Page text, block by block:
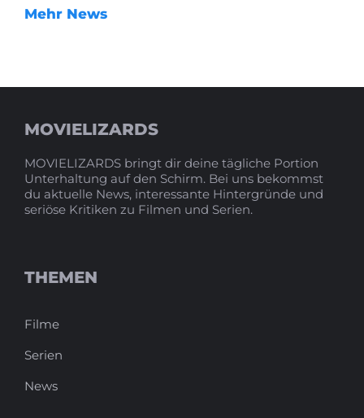
Mehr News
MOVIELIZARDS
MOVIELIZARDS bringt dir deine tägliche Portion
Unterhaltung auf den Schirm. Bei uns bekommst
du aktuelle News, interessante Hintergründe und
seriöse Kritiken zu Filmen und Serien.
THEMEN
Filme
Serien
News